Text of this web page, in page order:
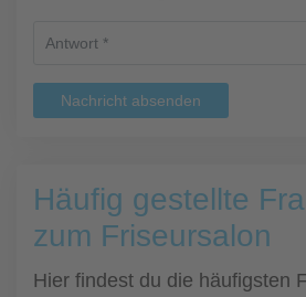
Nachricht absenden
Häufig gestellte
zum Friseursalon
Hier findest du die häufigsten